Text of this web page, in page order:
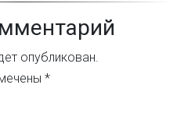
опубликован.
*